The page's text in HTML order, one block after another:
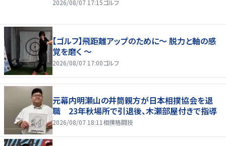
2026/08/07 17:15ゴルフ
【ゴルフ】飛距離アップのために～ 脱力と軸の感
覚を磨く ～
2026/08/07 17:00ゴルフ
元幕内明瀬山の井筒親方が日本相撲協会を退
職 23年秋場所で引退後、木瀬部屋付きで指導
2026/08/07 18:11 相撲格闘技